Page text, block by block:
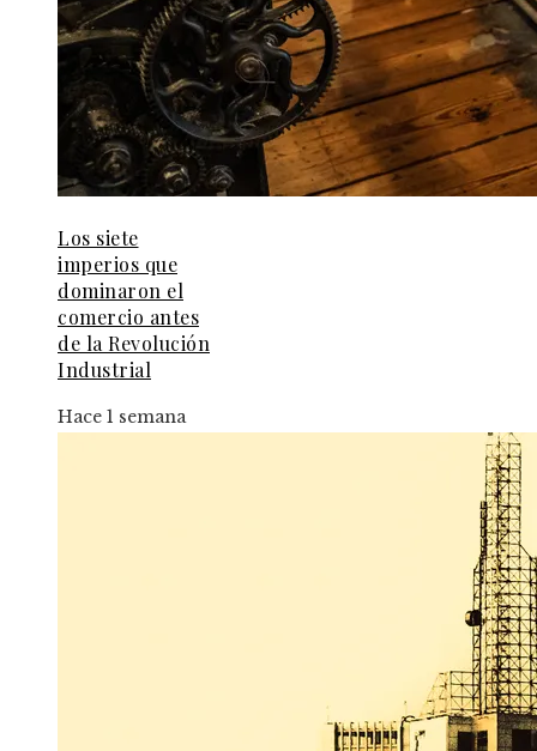
Los siete
imperios que
dominaron el
comercio antes
de la Revolución
Industrial
Hace 1 semana